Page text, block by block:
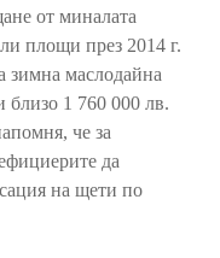
от миналата
площи през 2014 г.
зимна маслодайна
близо 1 760 000 лв.
че за
да
на щети по